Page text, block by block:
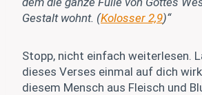
Gestalt wohnt. (Kolosser 2,9)“
Stopp, nicht einfach weiterlesen.
dieses Verses einmal auf dich
diesem Mensch aus Fleisch und